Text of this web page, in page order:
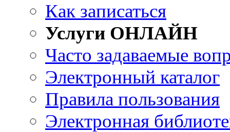
Как записаться
Услуги ОНЛАЙН
Часто задаваемые
Электронный каталог
Правила пользования
Электронная